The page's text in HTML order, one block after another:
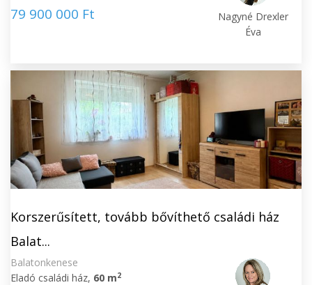
79 900 000 Ft
Nagyné Drexler
Éva
Korszerűsített, tovább bővíthető családi ház
Balat...
Balatonkenese
Eladó családi ház, 60 m2